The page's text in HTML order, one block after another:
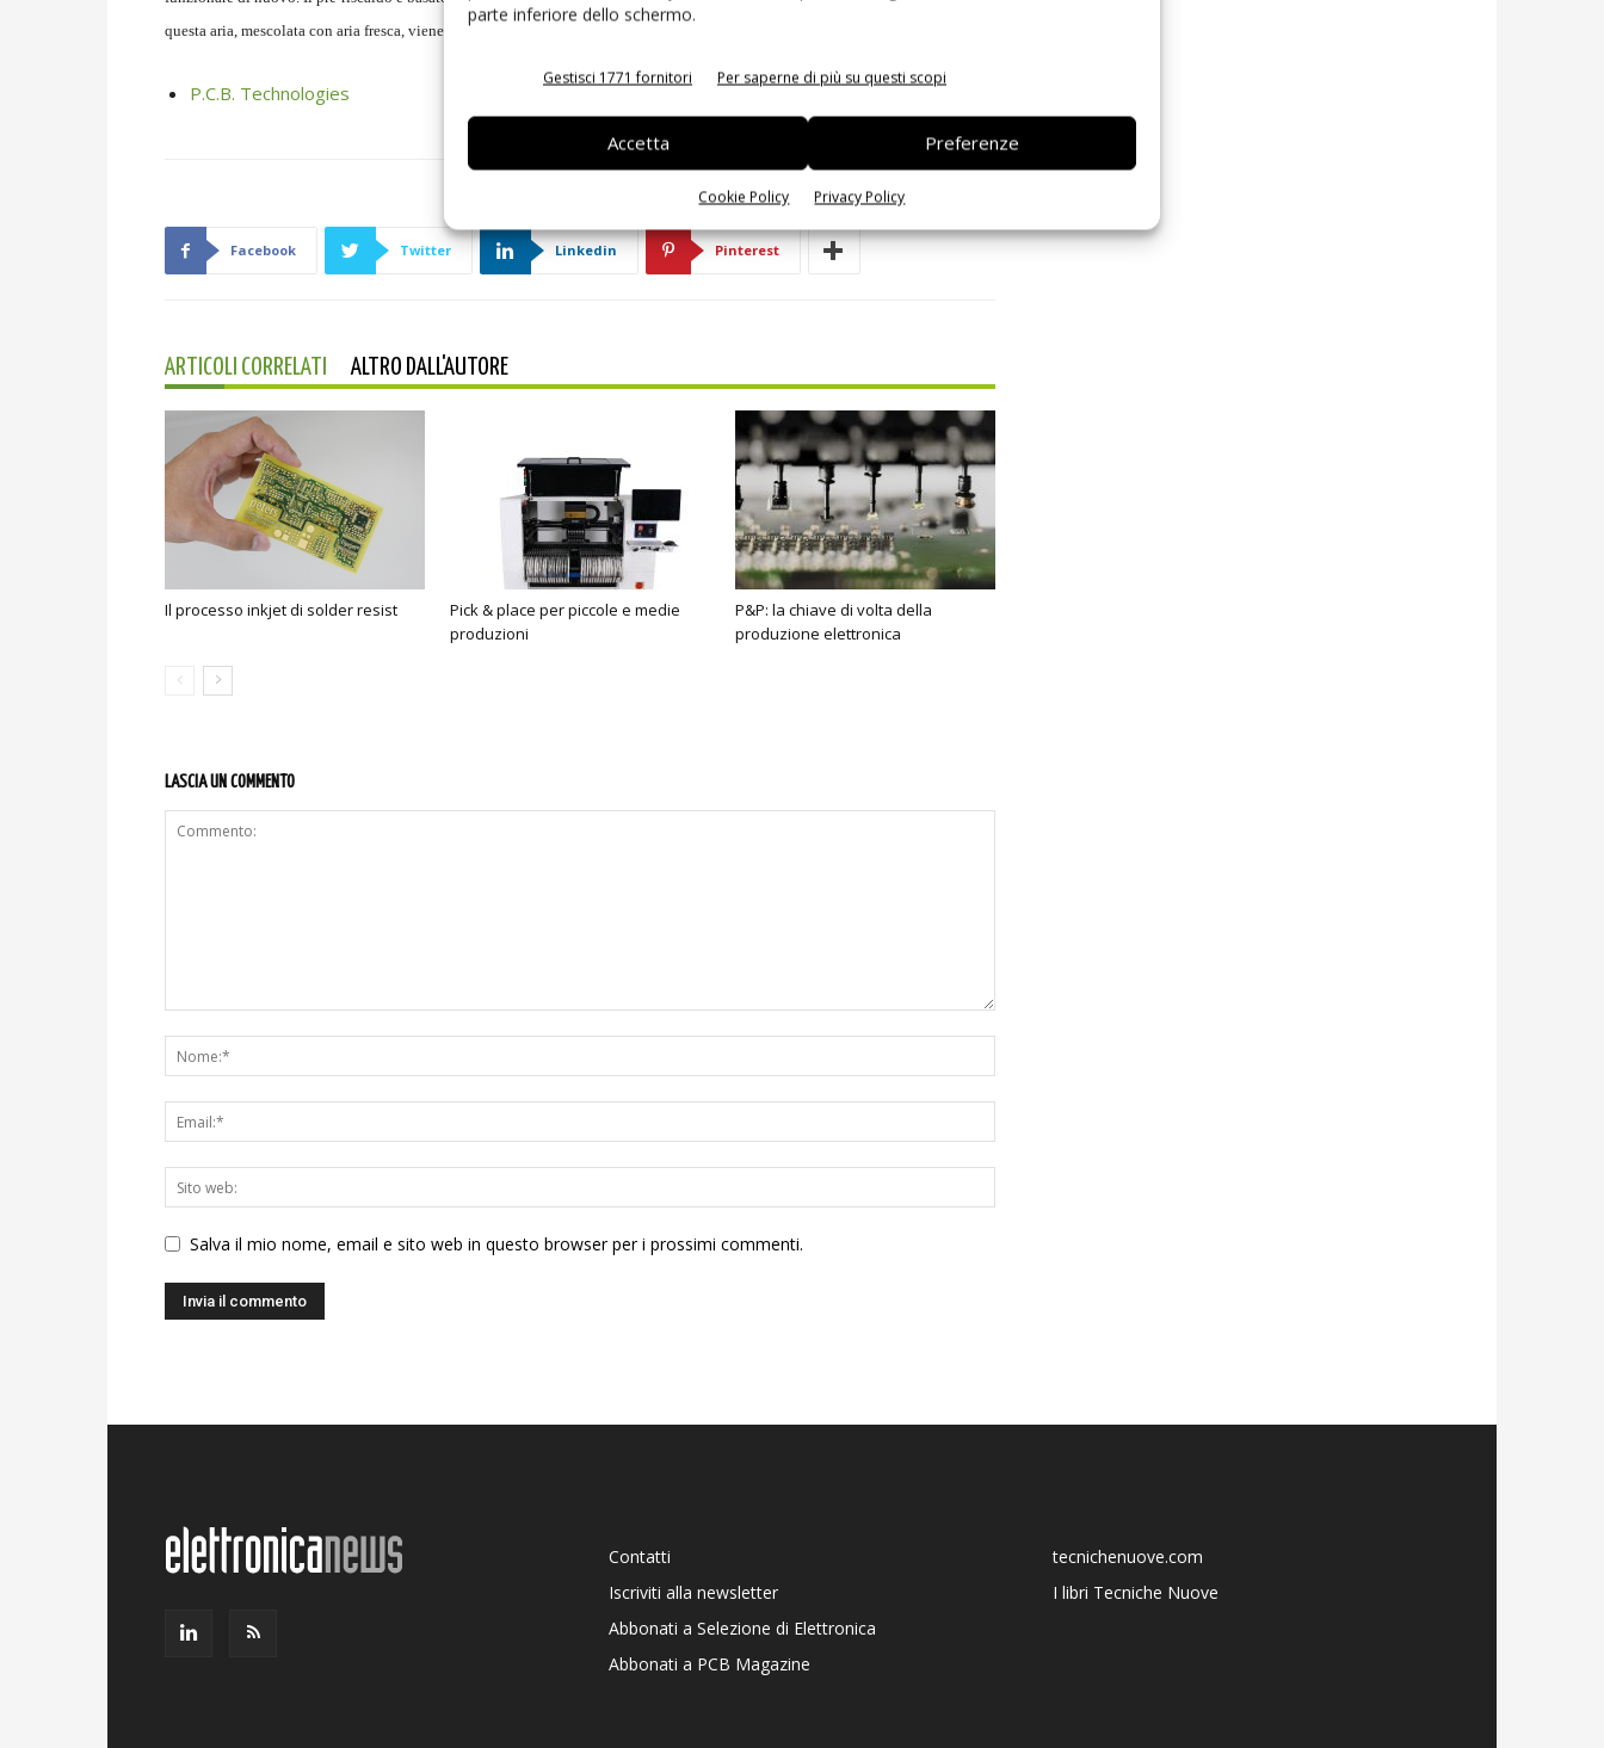
parte inferiore dello schermo.
Gestisci 1771 fornitori Per saperne di più su questi scopi
Accetta Preferenze
Cookie Policy Privacy Policy
questa aria, mescolata con aria fresca, viene fatta circolare per risparmiare energia anche nella fase di saldatura.
P.C.B. Technologies
Facebook Twitter Linkedin Pinterest
ARTICOLI CORRELATI ALTRO DALL'AUTORE
Il processo inkjet di solder resist
Pick & place per piccole e medie
produzioni
P&P: la chiave di volta della
produzione elettronica
LASCIA UN COMMENTO
Salva il mio nome, email e sito web in questo browser per i prossimi commenti.
Contatti
Iscriviti alla newsletter
Abbonati a Selezione di Elettronica
Abbonati a PCB Magazine
tecnichenuove.com
I libri Tecniche Nuove